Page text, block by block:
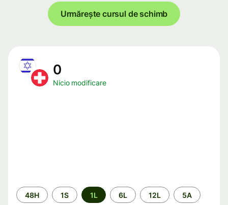
Urmărește cursul de schimb
0
Nicio modificare
Perioada
48H 1S 1L 6L 12L 5A